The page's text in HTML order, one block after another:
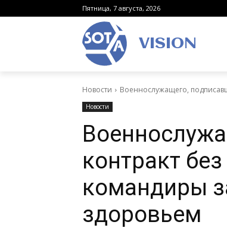
Пятница, 7 августа, 2026
VISION
Новости Военнослужащего,
Новости
контракт
командиры
здоровьем